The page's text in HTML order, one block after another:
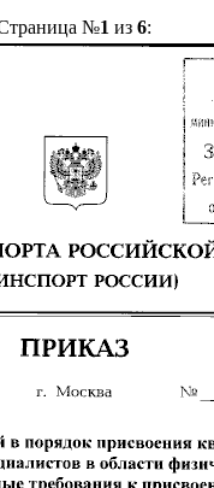
№1 из 6: